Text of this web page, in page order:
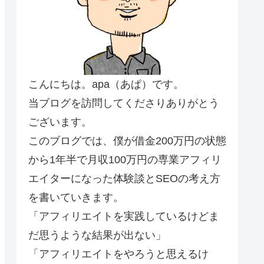
こんにちは。apa（あぱ）です。
当ブログを訪問してくださりありがとう
ございます。
このブログでは、僕が借金200万円の状態
から1年半で月収100万円の専業アフィリ
エイターになった体験談とSEOの考え方
を書いていきます。
「アフィリエイトを実践しているけどま
だ思うような結果が出ない」
「アフィリエイトをやろうと思えるけ